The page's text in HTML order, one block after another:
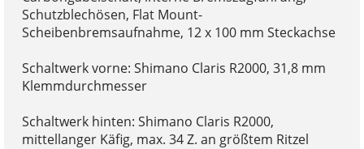
Schutzblechösen, Flat Mount-
Scheibenbremsaufnahme, 12 x 100 mm Steckachse
Schaltwerk vorne: Shimano Claris R2000, 31,8 mm
Klemmdurchmesser
Schaltwerk hinten: Shimano Claris R2000,
mittellanger Käfig, max. 34 Z. an größtem Ritzel